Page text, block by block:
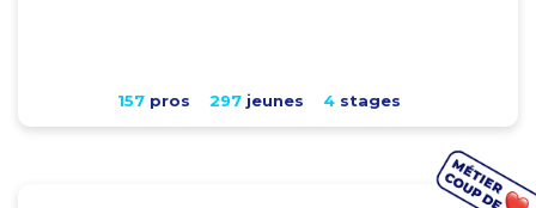
157pros 297jeunes 4stages